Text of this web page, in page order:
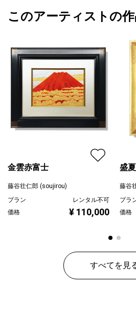
カラー
その他カラー
ジャンル
花・植物
配送目安
二週間以内
藤谷壮仁郎 (soujirou)
このアーティストの
金雲赤富士
藤谷壮仁郎 (soujirou)
プラン
レンタル不可
価格
¥ 110,000
盛
藤谷
プラ
価格
すべてを見